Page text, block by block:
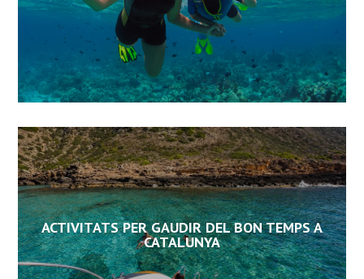
ACTIVITATS PER GAUDIR DEL BON TEMPS A
CATALUNYA